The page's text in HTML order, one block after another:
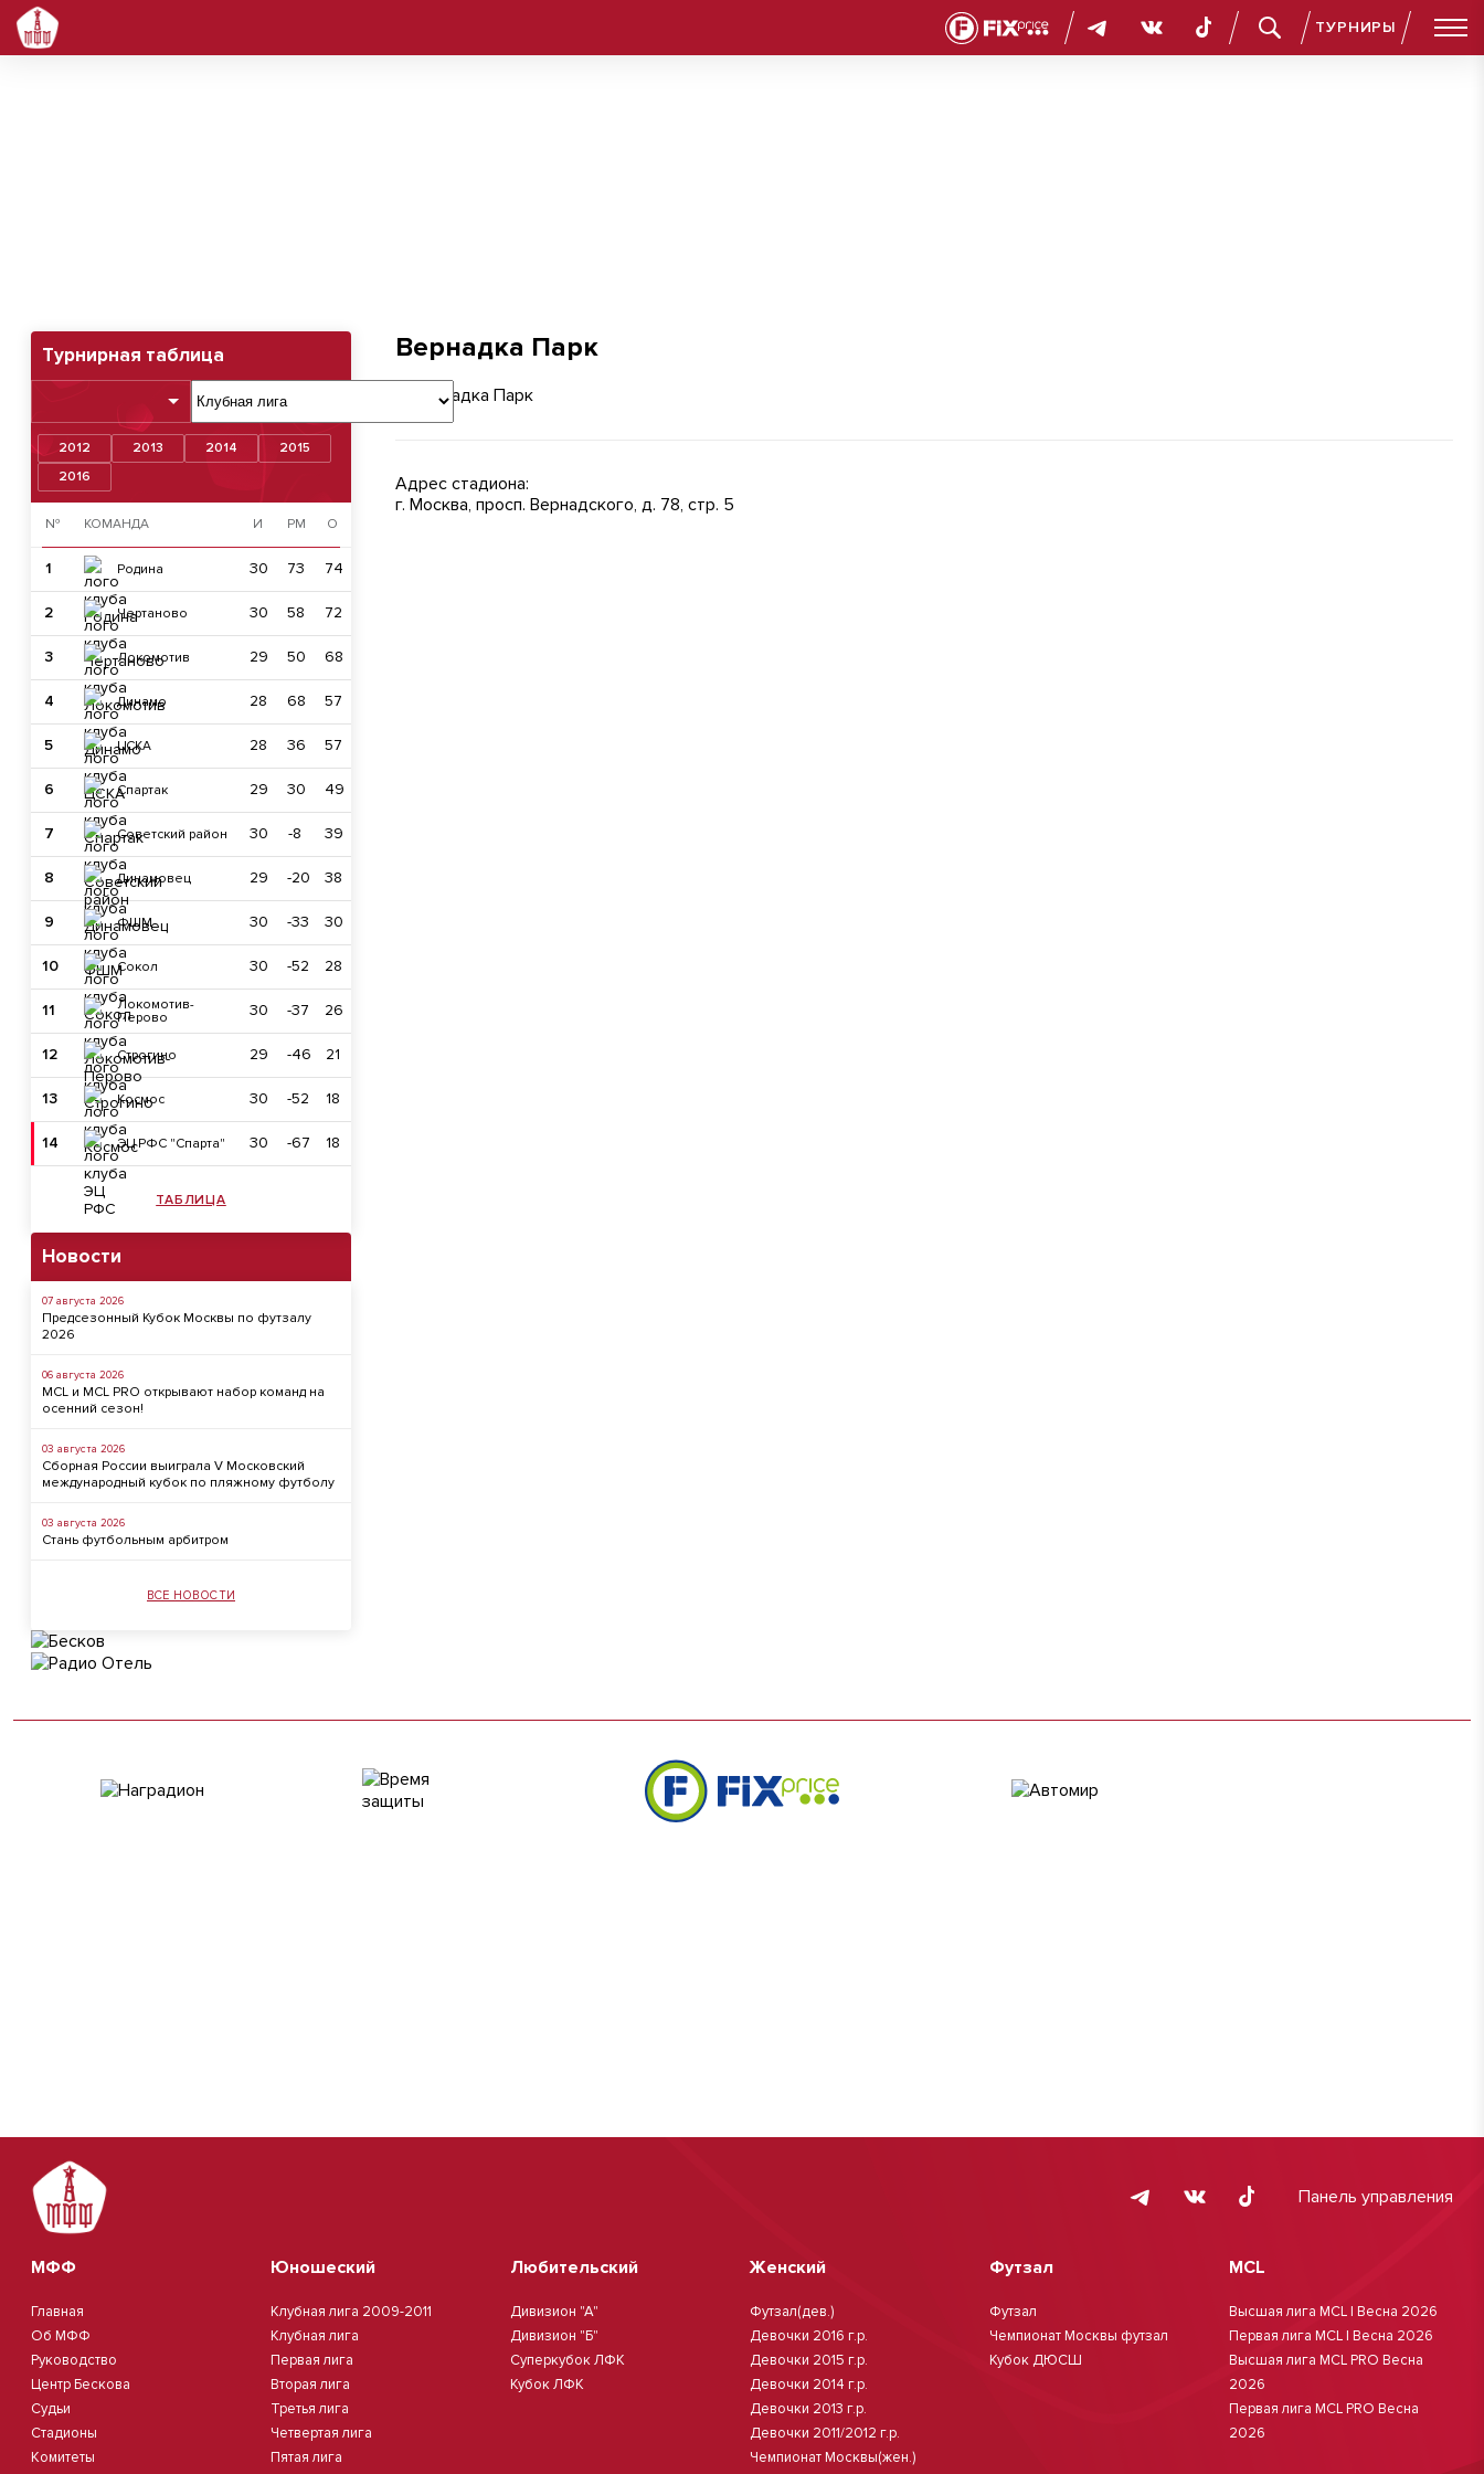
ТУРНИРЫ
Вернадка Парк
Турнирная таблица
2012 2013 2014
2015
2016
№ КОМАНДА И РМ О
1 Родина 30 73 74
2 Чертаново 30 58 72
3 Локомотив 29 50 68
4 Динамо 28 68 57
5 ЦСКА 28 36 57
6 Спартак 29 30 49
7 Советский район 30 -8 39
8 Динамовец 29 -20 38
9 ФШМ 30 -33 30
10 Сокол 30 -52 28
11
Локомотив-
Перово
30 -37 26
12 Строгино 29 -46 21
13 Космос 30 -52 18
14 ЭЦ РФС "Спарта" 30 -67 18
ТАБЛИЦА
Новости
07 августа 2026
Предсезонный Кубок Москвы по футзалу
2026
06 августа 2026
MCL и MCL PRO открывают набор команд на
осенний сезон!
03 августа 2026
Сборная России выиграла V Московский
международный кубок по пляжному футболу
03 августа 2026
Стань футбольным арбитром
ВСЕ НОВОСТИ
Вернадка Парк
Адрес стадиона:
г. Москва, просп. Вернадского, д. 78, стр. 5
Панель управления
МФФ
Главная
Об МФФ
Руководство
Центр Бескова
Судьи
Стадионы
Комитеты
Юношеский
Клубная лига 2009-2011
Клубная лига
Первая лига
Вторая лига
Третья лига
Четвертая лига
Пятая лига
Любительский
Дивизион "А"
Дивизион "Б"
Суперкубок ЛФК
Кубок ЛФК
Женский
Футзал(дев.)
Девочки 2016 г.р.
Девочки 2015 г.р.
Девочки 2014 г.р.
Девочки 2013 г.р.
Девочки 2011/2012 г.р.
Чемпионат Москвы(жен.)
Футзал
Футзал
Чемпионат Москвы футзал
Кубок ДЮСШ
MCL
Высшая лига MCL | Весна 2026
Первая лига MCL | Весна 2026
Высшая лига MCL PRO Весна
2026
Первая лига MCL PRO Весна
2026